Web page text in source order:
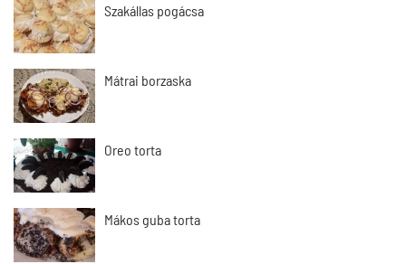
Szakállas pogácsa
Mátrai borzaska
Oreo torta
Mákos guba torta